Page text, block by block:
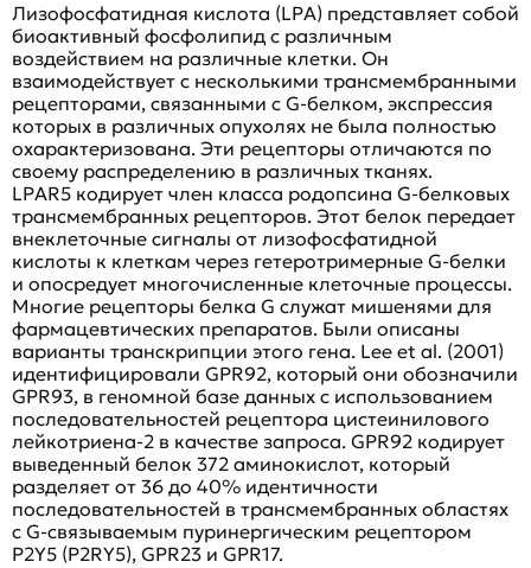
Лизофосфатидная кислота (LPA) представляет собой
биоактивный фосфолипид с различным
воздействием на различные клетки. Он
взаимодействует с несколькими трансмембранными
рецепторами, связанными с G-белком, экспрессия
которых в различных опухолях не была полностью
охарактеризована. Эти рецепторы отличаются по
своему распределению в различных тканях.
LPAR5 кодирует член класса родопсина G-белковых
трансмембранных рецепторов. Этот белок передает
внеклеточные сигналы от лизофосфатидной
кислоты к клеткам через гетеротримерные G-белки
и опосредует многочисленные клеточные процессы.
Многие рецепторы белка G служат мишенями для
фармацевтических препаратов. Были описаны
варианты транскрипции этого гена. Lee et al. (2001)
идентифицировали GPR92, который они обозначили
GPR93, в геномной базе данных с использованием
последовательностей рецептора цистеинилового
лейкотриена-2 в качестве запроса. GPR92 кодирует
выведенный белок 372 аминокислот, который
разделяет от 36 до 40% идентичности
последовательностей в трансмембранных областях
с G-связываемым пуринергическим рецептором
P2Y5 (P2RY5), GPR23 и GPR17.